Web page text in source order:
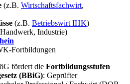
(z.B. Wirtschaftsfachwirt,
(z.B. Betriebswirt IHK)
Industrie)
Fortbildungen
fördert die Fortbildungsstufen
(BBiG): Geprüfter